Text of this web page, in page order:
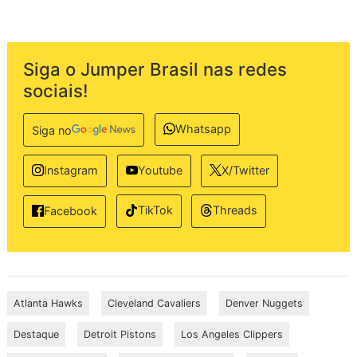
Siga o Jumper Brasil nas redes
sociais!
Siga no Whatsapp
Instagram Youtube X/Twitter
Facebook TikTok Threads
Atlanta Hawks Cleveland Cavaliers Denver Nuggets
Destaque Detroit Pistons Los Angeles Clippers